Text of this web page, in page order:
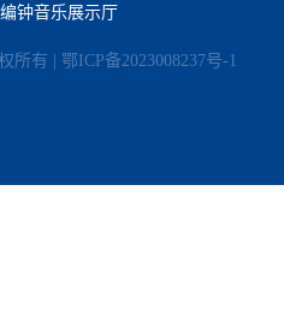
钟音乐展示厅
所有 | 鄂ICP备2023008237号-1